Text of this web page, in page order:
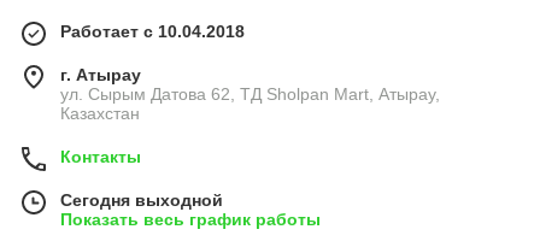
Работает с 10.04.2018
г. Атырау
ул. Сырым Датова 62, ТД Sholpan Mart, Атырау,
Казахстан
Контакты
Сегодня выходной
Показать весь график работы